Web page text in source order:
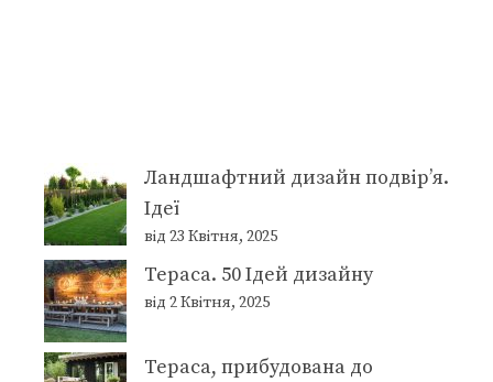
Ландшафтний дизайн подвір’я.
Ідеї
від 23 Квітня, 2025
Тераса. 50 Ідей дизайну
від 2 Квітня, 2025
Тераса, прибудована до